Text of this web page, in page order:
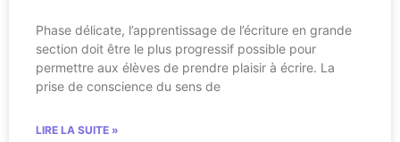
Phase délicate, l’apprentissage de l’écriture en grande
section doit être le plus progressif possible pour
permettre aux élèves de prendre plaisir à écrire. La
prise de conscience du sens de
LIRE LA SUITE »